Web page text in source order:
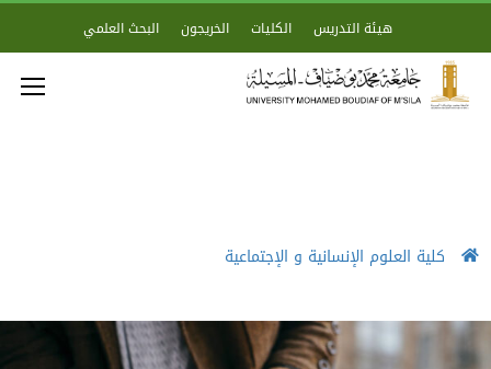
هيئة التدريس الكليات الخريجون البحث العلمي
كلية العلوم الإنسانية و الإجتماعية